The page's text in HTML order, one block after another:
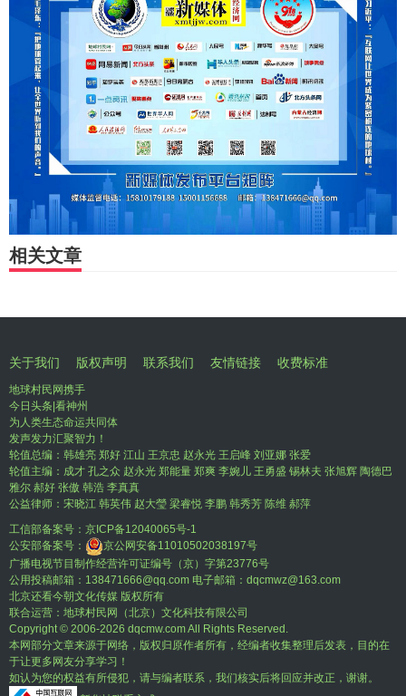
相关文章
关于我们 版权声明 联系我们 友情链接 收费标准
地球村民网携手
今日头条|看神州
为人类生态命运共同体
发声发力汇聚智力！
轮值总编：韩雄亮 郑好 江山 王京忠 赵永光 王启峰 刘亚娜 张爱
轮值主编：成才 孔之众 赵永光 郑能量 郑爽 李婉儿 王勇盛 锡林夫 张旭辉 陶德巴
雅尔 郝好 张傲 韩浩 李真真
公益律师：宋晓江 韩英伟 赵大瑩 梁睿悦 李鹏 韩秀芳 陈维 郝萍
工信部备案号： 京ICP备12040065号-1
公安部备案号：
京公网安备11010502038197号
广播电视节目制作经营许可证编号（京）字第23776号
公用投稿邮箱：138471666@qq.com 电子邮箱：dqcmwz@163.com
北京还看今朝文化传媒 版权所有
联合运营：地球村民网（北京）文化科技有限公司
Copyright © 2006-2026 dqcmw.com All Rights Reserved.
本网部分文章来源于网络，版权归原作者所有，经编者收集整理后发表，目的在
于让更多网友分享学习！
如认为您的权益有所侵犯，请与编者联系，我们核实后将回应并改正，谢谢。